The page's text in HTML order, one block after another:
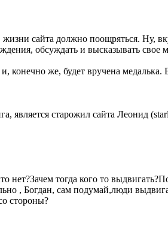
сайта должно поощряться. Ну,
обсуждать и высказывать
конечно же, будет вручена
старожил сайта Леонид
нет?Зачем тогда кого то
, Богдан, сам подумай,люди
стороны?